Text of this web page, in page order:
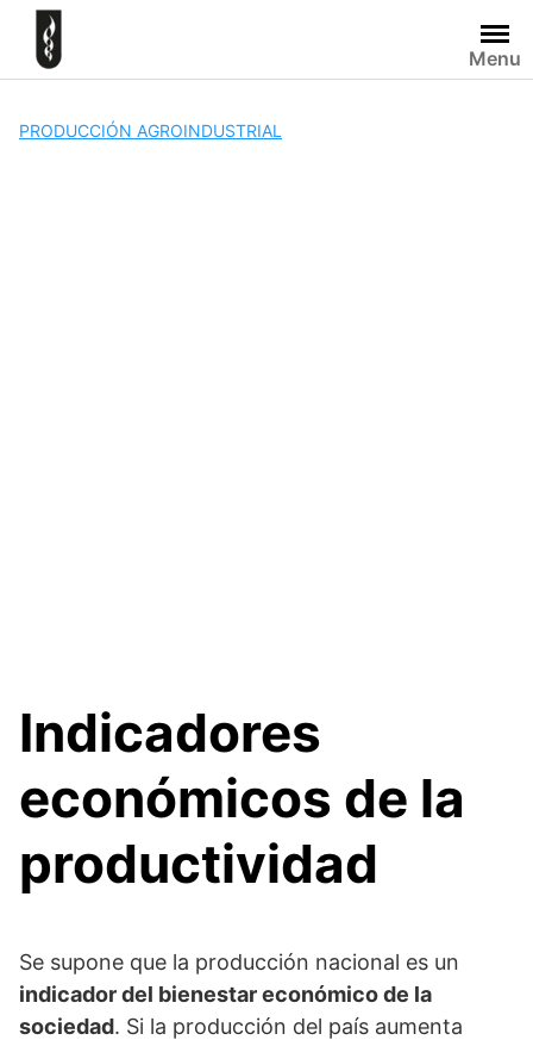
Skip
content
Menu
PRODUCCIÓN AGROINDUSTRIAL
Indicadores
económicos de la
productividad
Se supone que la producción nacional es un
indicador del bienestar económico de la
sociedad. Si la producción del país aumenta